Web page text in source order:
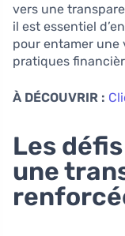
vers une
il est essentiel
pour entamer
pratiques
À DÉCOUVRIR :
Les
une